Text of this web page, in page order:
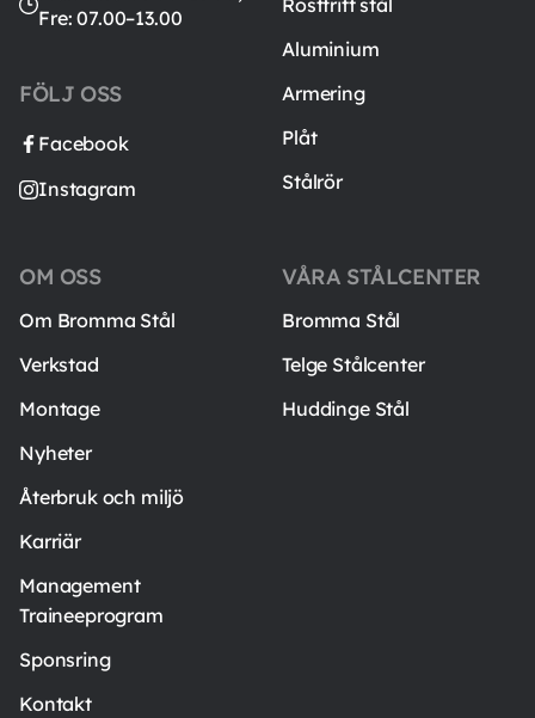
Fre: 07.00–13.00
FÖLJ OSS
Facebook
Instagram
Rostfritt stål
Aluminium
Armering
Plåt
Stålrör
VÅRA STÅLCENTER
Bromma Stål
Telge Stålcenter
Huddinge Stål
OM OSS
Om Bromma Stål
Verkstad
Montage
Nyheter
Återbruk och miljö
Karriär
Management
Traineeprogram
Sponsring
Kontakt